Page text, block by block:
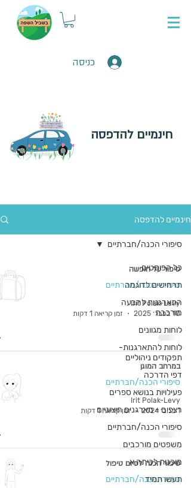
כניסה
חינמיים להדפסה
חינמיים להדפסה
כל הפוסטים
תרחישים לדוגמה
התארגנות להבעה
מורכבת
לוחות מגוונים
לוחות להתארגנות-
תפקודים ניהוליים
דפי הדרכה
פעילויות בנושא ספרים
רצפים - מארגנים חיצוניים
סיפורי הכנה/חברתיים
משפטים מורכבים
מוכנות לכיתה א
תעשו תמיד
סיפורי הכנה/חברתיים
סיפור על חופשה
סיפורי הכנה/חברתיים
Irit Polak-Levy
10 בפבר׳ 2025
זמן קריאה 1 דקות
במרחב המוגן
סיפורי הכנה/חברתיים
Irit Polak-Levy
1 בנוב׳ 2024
זמן קריאה 1 דקות
סיפור הכנה לסיום טיפול
סיפורי הכנה/חברתיים